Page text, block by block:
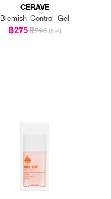
CERAVE
Blemish Control Gel
฿275฿290 (5%)